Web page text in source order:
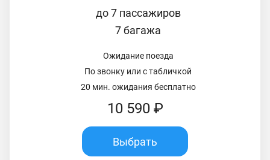
до 7 пассажиров
7 багажа
Ожидание поезда
По звонку или с табличкой
20 мин. ожидания бесплатно
10 590 ₽
Выбрать